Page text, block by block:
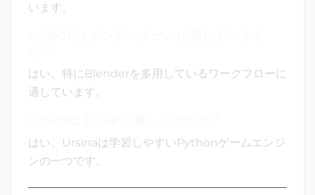
います。
はい。特にBlenderを多用しているワークフローに
適しています。
はい。Ursinaは学習しやすいPythonゲームエンジ
ンの一つです。